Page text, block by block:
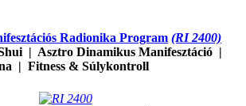
Radionika Program (RI 2400)
| Asztro Dinamikus Manifesztáció |
| Fitness & Súlykontroll